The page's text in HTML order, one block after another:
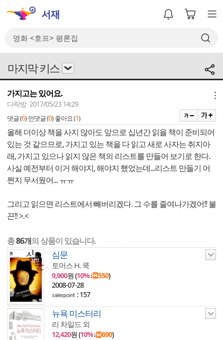
마지막 키스
가지고는 있어요.
다락방 2017/05/23 14:29
댓글 (6) 먼댓글 (0) 좋아요 (1)
올해 더이상 책을 사지 않아도 앞으로 십년간 읽을 책이 준비되어
있는 것 같으므로, 가지고 있는 책을 다 읽고 새로 사자는 취지아
래, 가지고 있으나 읽지 않은 책의 리스트를 만들어 보기로 한다.
사실 예전부터 이거 해야지, 해야지 했었는데...리스트 만들기 어
쩐지 무서웠어... ㅠㅠ
그리고 읽으면 리스트에서 빼버리겠다. 그 수를 줄여나가겠어!! 불
끈!! >.<
총86개의 상품이 있습니다.
심문
토머스 H. 쿡
9,900원 (10%↓ 550)
2008-07-28
: 157
뉴욕 미스터리
리 차일드 외
12,420원 (10%↓ 690)